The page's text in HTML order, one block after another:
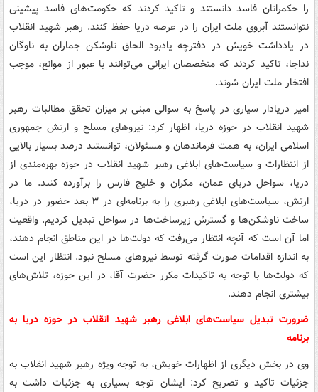
را حکمرانان فاسد دانستند و تاکید کردند که حکومت‌های فاسد پیشینی
نتوانستند آبروی ملت ایران را در عرصه دریا حفظ کنند. رهبر شهید انقلاب
در یادداشت خویش در دفترچه یادبود الحاق ناوشکن جماران به ناوگان
نداجا، تاکید کردند که متخصصان ایرانی می‌توانند با عبور از موانع، موجب
افتخار ملت ایران شوند.
امیر دریادار سیاری در پاسخ به سوالی مبنی بر میزان تحقق مطالبات رهبر
شهید انقلاب در حوزه دریا، اظهار کرد: نیروهای مسلح و ارتش جمهوری
اسلامی ایران، به همت فرماندهان و مسئولان، توانستند درصد بسیار بالایی
از انتظارات و سیاست‌های ابلاغی رهبر شهید انقلاب در حوزه بهره‌مندی از
دریا، سواحل دریای عمان، مکران و خلیج فارس را برآورده کنند. ما در
ارتش، سیاست‌های ابلاغی رهبری را به برنامه‌ای در ۳ بعد حضور در دریا،
ساخت ناوشکن‌ها و گسترش زیرساخت‌ها در سواحل تبدیل کردیم. واقعیت
اما آن است که آنچه انتظار می‌رفت که دولت‌ها در این مناطق انجام دهند،
به اندازه اقدامات صورت گرفته توسط نیروهای مسلح نبود. انتظار این است
که دولت‌ها با توجه به تاکیدات مکرر حضرت آقا، در این حوزه، تلاش‌های
بیشتری انجام دهند.
ضرورت تبدیل سیاست‌های ابلاغی رهبر شهید انقلاب در حوزه دریا به
برنامه
وی در بخش دیگری از اظهارات خویش، به توجه ویژه رهبر شهید انقلاب به
جزئیات تاکید و تصریح کرد: ایشان توجه بسیاری به جزئیات داشت به